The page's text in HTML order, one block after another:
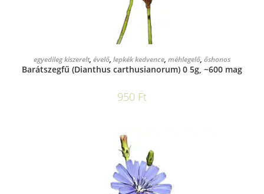
KOSÁRBA TESZEM
egyedileg kiszerelt, évelő, lepkék kedvence, méhlegelő, őshonos
Barátszegfű (Dianthus carthusianorum) 0 5g, ~600 mag
950 Ft